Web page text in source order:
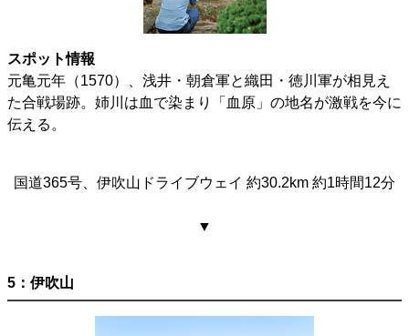
スポット情報
元亀元年（1570）、浅井・朝倉軍と織田・徳川軍が相見え
た合戦場跡。姉川は血で染まり「血原」の地名が激戦を今に
伝える。
国道365号、伊吹山ドライブウェイ 約30.2km 約1時間12分
▼
5：伊吹山